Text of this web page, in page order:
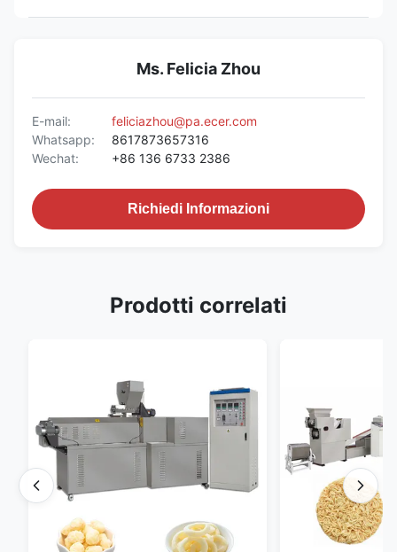
Ms. Felicia Zhou
E-mail:
feliciazhou@pa.ecer.com
Whatsapp:
8617873657316
Wechat:
+86 136 6733 2386
Richiedi Informazioni
Prodotti correlati